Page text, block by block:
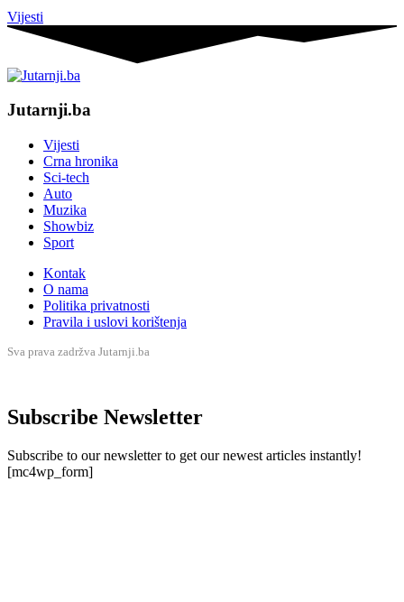
Vijesti
Jutarnji.ba
Vijesti
Crna hronika
Sci-tech
Auto
Muzika
Showbiz
Sport
Kontak
O nama
Politika privatnosti
Pravila i uslovi korištenja
Sva prava zadržva Jutarnji.ba
Subscribe Newsletter
Subscribe to our newsletter to get our newest articles instantly!
[mc4wp_form]